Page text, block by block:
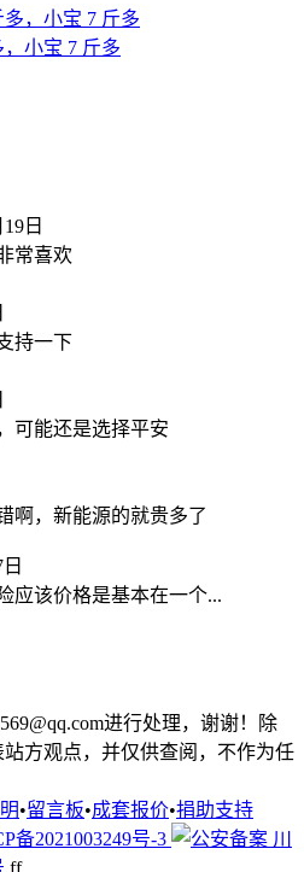
小宝 7 斤多
日
常喜欢
持一下
可能还是选择平安
啊，新能源的就贵多了
应该价格是基本在一个...
进行处理，谢谢！除
方观点，并仅供查阅，不作为任
•留言板•成套报价•捐助支持
备2021003249号-3
川